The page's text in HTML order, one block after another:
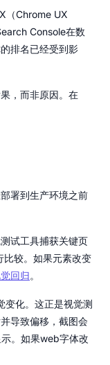
（Chrome UX
Console在数
排名已经受到影
，而非原因。在
署到生产环境之前
试工具捕获关键页
较。如果元素改变
回归。
变化。这正是视觉测
导致偏移，截图会
。如果web字体改